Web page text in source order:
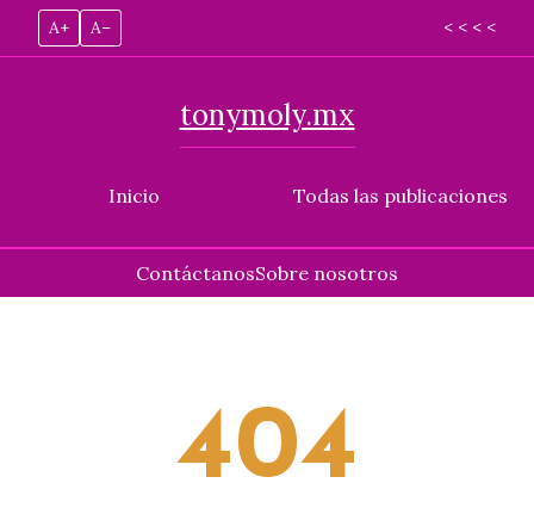
A+ A– < < < <
Inicio
tonymoly.mx
Todas las publicaciones
ContáctanosSobre nosotros
404